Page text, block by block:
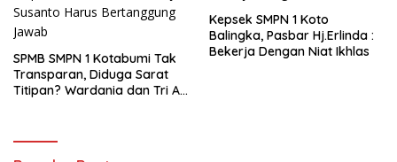
SPMB SMPN 1 Kotabumi Tak
Transparan, Diduga Sarat
Titipan? Wardania dan Tri Aji
Kepsek SMPN 1 Koto
Balingka, Pasbar Hj.Erlinda :
Bekerja Dengan Niat Ikhlas